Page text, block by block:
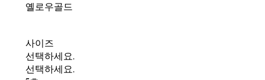
옐로우골드
사이즈
선택하세요.
선택하세요.